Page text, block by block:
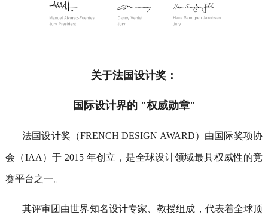
关于法国设计奖：
国际设计界的"权威勋章"
法国设计奖（FRENCH DESIGN AWARD）由国际奖项协
会（IAA）于2015 年创立，是全球设计领域最具权威性的竞
赛平台之一。
其评审团由世界知名设计专家、教授组成，代表着全球顶